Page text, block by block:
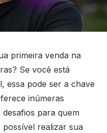
primeira venda na
Se você está
essa pode ser a chave
inúmeras
para quem
realizar sua